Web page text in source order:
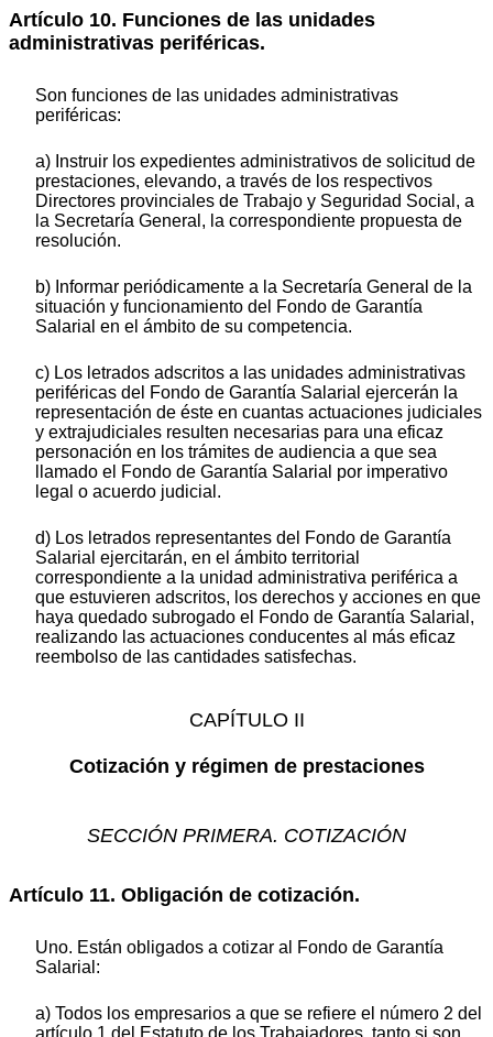
Artículo 10. Funciones de las unidades
administrativas periféricas.
Son funciones de las unidades administrativas
periféricas:
a) Instruir los expedientes administrativos de solicitud de
prestaciones, elevando, a través de los respectivos
Directores provinciales de Trabajo y Seguridad Social, a
la Secretaría General, la correspondiente propuesta de
resolución.
b) Informar periódicamente a la Secretaría General de la
situación y funcionamiento del Fondo de Garantía
Salarial en el ámbito de su competencia.
c) Los letrados adscritos a las unidades administrativas
periféricas del Fondo de Garantía Salarial ejercerán la
representación de éste en cuantas actuaciones judiciales
y extrajudiciales resulten necesarias para una eficaz
personación en los trámites de audiencia a que sea
llamado el Fondo de Garantía Salarial por imperativo
legal o acuerdo judicial.
d) Los letrados representantes del Fondo de Garantía
Salarial ejercitarán, en el ámbito territorial
correspondiente a la unidad administrativa periférica a
que estuvieren adscritos, los derechos y acciones en que
haya quedado subrogado el Fondo de Garantía Salarial,
realizando las actuaciones conducentes al más eficaz
reembolso de las cantidades satisfechas.
CAPÍTULO II
Cotización y régimen de prestaciones
SECCIÓN PRIMERA. COTIZACIÓN
Artículo 11. Obligación de cotización.
Uno. Están obligados a cotizar al Fondo de Garantía
Salarial:
a) Todos los empresarios a que se refiere el número 2 del
artículo 1 del Estatuto de los Trabajadores, tanto si son